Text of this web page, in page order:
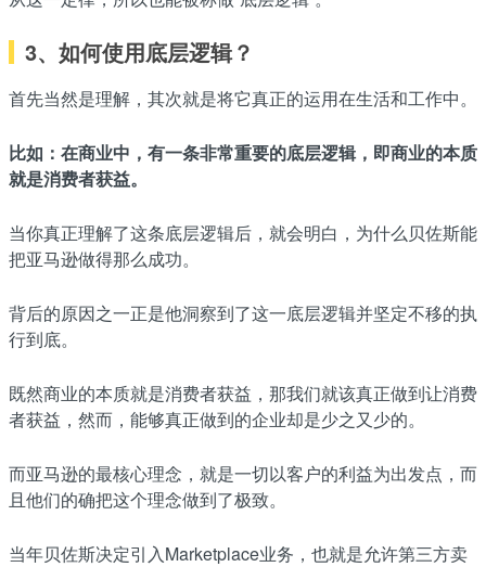
3、如何使用底层逻辑？
首先当然是理解，其次就是将它真正的运用在生活和工作中。
比如：在商业中，有一条非常重要的底层逻辑，即商业的本质
就是消费者获益。
当你真正理解了这条底层逻辑后，就会明白，为什么贝佐斯能
把亚马逊做得那么成功。
背后的原因之一正是他洞察到了这一底层逻辑并坚定不移的执
行到底。
既然商业的本质就是消费者获益，那我们就该真正做到让消费
者获益，然而，能够真正做到的企业却是少之又少的。
而亚马逊的最核心理念，就是一切以客户的利益为出发点，而
且他们的确把这个理念做到了极致。
当年贝佐斯决定引入Marketplace业务，也就是允许第三方卖